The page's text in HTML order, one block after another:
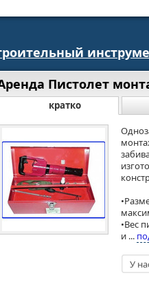
Пистолет
кратко
•Вес
и ...